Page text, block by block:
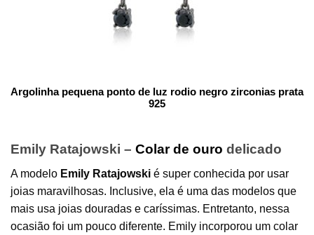
Argolinha pequena ponto de luz rodio negro zirconias prata
925
Emily Ratajowski – Colar de ouro delicado
A modelo Emily Ratajowski é super conhecida por usar
joias maravilhosas. Inclusive, ela é uma das modelos que
mais usa joias douradas e caríssimas. Entretanto, nessa
ocasião foi um pouco diferente. Emily incorporou um colar